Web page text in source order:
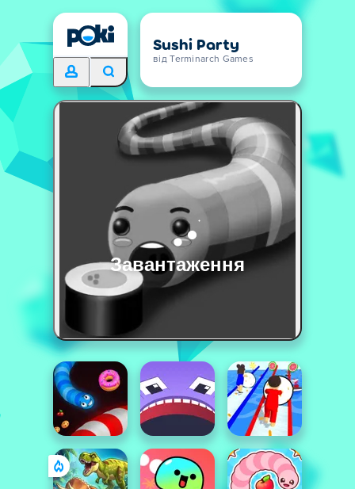
Sushi Party
від Terminarch Games
Завантаження